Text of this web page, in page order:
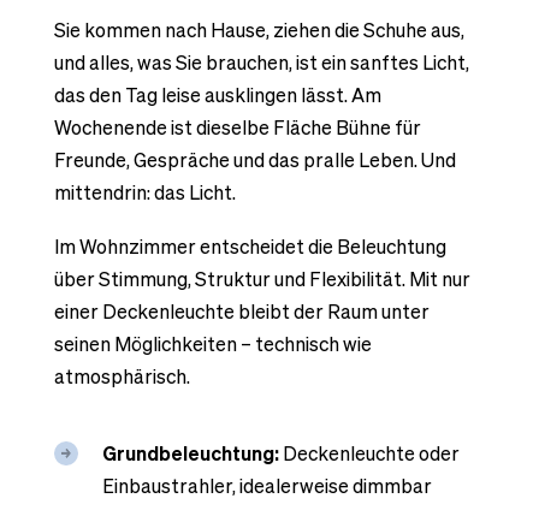
Sie kommen nach Hause, ziehen die Schuhe aus,
und alles, was Sie brauchen, ist ein sanftes Licht,
das den Tag leise ausklingen lässt. Am
Wochenende ist dieselbe Fläche Bühne für
Freunde, Gespräche und das pralle Leben. Und
mittendrin: das Licht.
Im Wohnzimmer entscheidet die Beleuchtung
über Stimmung, Struktur und Flexibilität. Mit nur
einer Deckenleuchte bleibt der Raum unter
seinen Möglichkeiten – technisch wie
atmosphärisch.
Grundbeleuchtung:Deckenleuchte oder
Einbaustrahler, idealerweise dimmbar